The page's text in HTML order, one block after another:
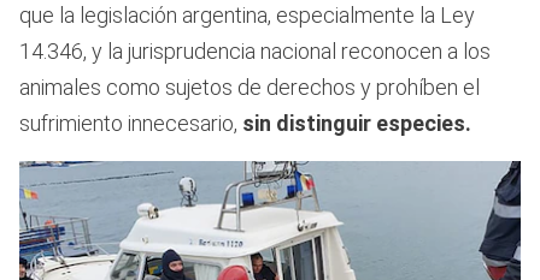
que la legislación argentina, especialmente la Ley
14.346, y la jurisprudencia nacional reconocen a los
animales como sujetos de derechos y prohíben el
sufrimiento innecesario, sin distinguir especies.